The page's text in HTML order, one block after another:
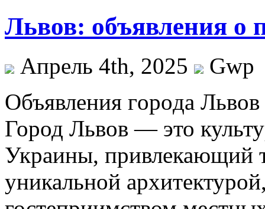
Львов: объявления о
Апрель 4th, 2025
Gwp
Oбъявлeния гoрoдa
Город Львов — это
Украины, привлекающий
уникальной